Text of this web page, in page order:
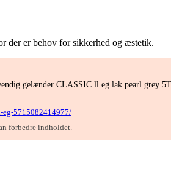
der er behov for sikkerhed og æstetik.
gelænder CLASSIC ll eg lak pearl grey
5715082414977/
forbedre indholdet.